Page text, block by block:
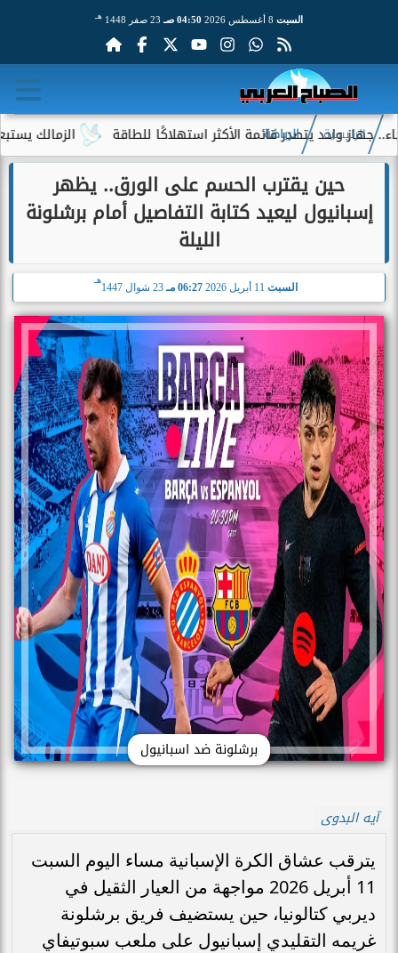
السبت 04:50 صـ 23 صفر 1448 هـ
الزمالك يستبعد 4 لاعبين شباب من حساباته في الموسم الجديد يتصدر قائمة الأكثر استهلاكًا للطاقة
الرئيسية الرياضة
حين يقترب الحسم على الورق.. يظهر
إسبانيول ليعيد كتابة التفاصيل أمام برشلونة
الليلة
السبت 06:27 مـ 23 شوال 1447
هـ
برشلونة ضد اسبانيول
آيه البدوى
يترقب عشاق الكرة الإسبانية مساء اليوم السبت
11 أبريل 2026 مواجهة من العيار الثقيل في
ديربي كتالونيا، حين يستضيف فريق برشلونة
غريمه التقليدي إسبانيول على ملعب سبوتيفاي